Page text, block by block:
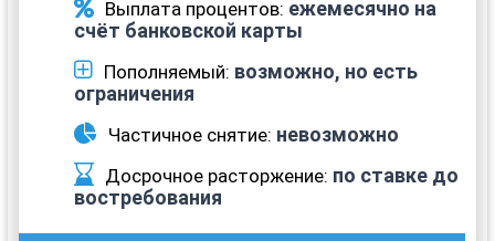
Выплата процентов: ежемесячно на
счёт банковской карты
Пополняемый: возможно, но есть
ограничения
Частичное снятие: невозможно
Досрочное расторжение: по ставке до
востребования